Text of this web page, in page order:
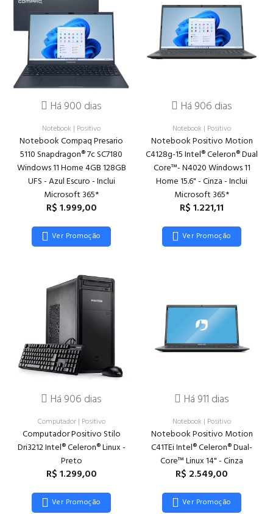
Há 900 dias
Notebook | Positivo
Notebook Compaq Presario
5110 Snapdragon® 7c SC7180
Windows 11 Home 4GB 128GB
UFS - Azul Escuro - Inclui
Microsoft 365*
R$ 1.999,00
Ver Promoção
Há 906 dias
Notebook | Positivo
Notebook Positivo Motion
C4128g-15 Intel® Celeron® Dual
Core™- N4020 Windows 11
Home 15.6" - Cinza - Inclui
Microsoft 365*
R$ 1.221,11
Ver Promoção
Há 906 dias
Computador| Positivo
Computador Positivo Stilo
Dri3212 Intel® Celeron® Linux -
Preto
R$ 1.299,00
Ver Promoção
Há 911 dias
Notebook | Positivo
Notebook Positivo Motion
C41TEi Intel® Celeron® Dual-
Core™ Linux 14" - Cinza
R$ 2.549,00
Ver Promoção